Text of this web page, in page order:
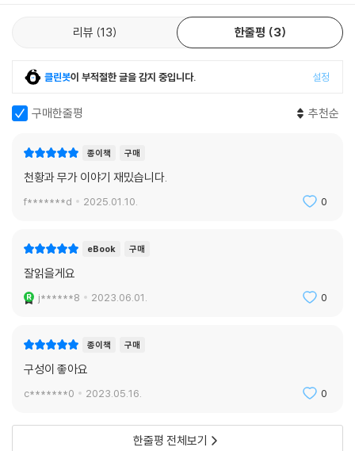
면, 이 단계에서 비로소 천황을 중심으로 한 역사에서도 근세가 시작된 것
대한 봉쇄는 약 200년이 걸려서야 재현되었다. 무로마치·센고쿠시대 천황
--- p.231~232
일련의 경과 속에서 주목해야 할 것은 천황이 막무가내로 퇴위를 암시할
때마다 막부가 당황하여 수습하려고 분주하게 움직이고 있다는 사실이다.
도 다카토라를 급파하여 공작을 펼치거나 노련함으로 잘 알려진 소사대 이
타쿠라 요시시게를 굳이 교체하고 있는 것은 막부가 허둥대고 있는 상황을
말해주는 것이라 하겠다.
--- p.294~295
“여성 천황이 즉위하지 않은 지 오래인데다가 특별히 여성 천황의 세상이
태평스러웠던 예가 없다”라고 하여, 여성 천황에 대하여 의심스러워하는
마음을 표명한 것이다. 막부가 여성 천황의 즉위를 환영하지 않고 있는 것
이 분명하였다.
--- p.335
이 책에는 시대적 배경상 당연하게도 우리 역사와 관련된 사항도 많이 등
장한다. 예를 들어, 임진왜란과 관련해 히데요시의 상황, 전쟁 이후 이에야
스가 자신의 호칭을 명나라나 다른 동남아시아국과 조선과의 관계를 다르
게 쓴 서한 등을 통해 우리의 역사는 우리만의 것이 아니고, 국제사 속에서
파악해야 함을 다시 한번 깨닫게 된다. 그런 점에서 한국 독자들에게는 필
독할 가치가 있다.
리뷰 13 한줄평 3
클린봇이 부적절한 글을 감지 중입니다. 설정
구매한줄평 추천순
종이책 구매
천황과 무가 이야기 재밌습니다.
f*******d 2025.01.10. 0
eBook 구매
잘읽을게요
j******8 2023.06.01. 0
종이책 구매
구성이 좋아요
c*******0 2023.05.16. 0
한줄평 전체보기